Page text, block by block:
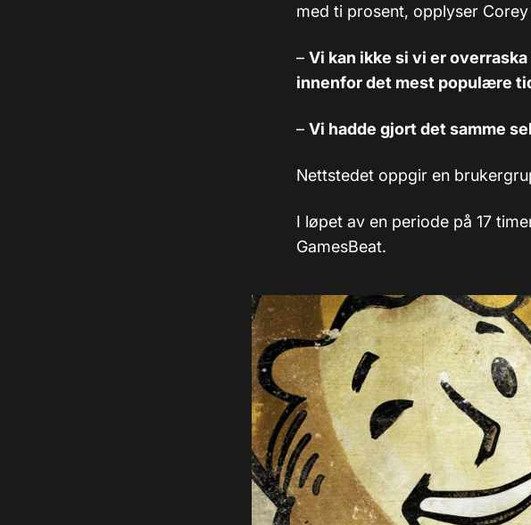
med ti prosent, opplyser
– Vi kan ikke si vi er
innenfor det mest populære
– Vi hadde gjort det samme
Nettstedet oppgir en
I løpet av en periode på 17
GamesBeat.